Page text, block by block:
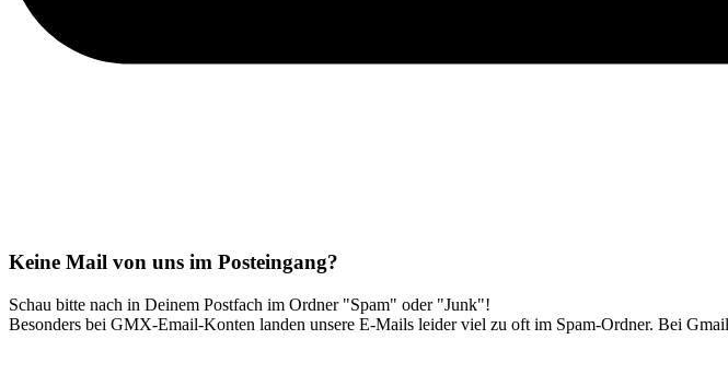
Keine Mail von uns im Posteingang?
Schau bitte nach in Deinem Postfach im Ordner "Spam" oder "Junk"!
Besonders bei GMX-Email-Konten landen unsere E-Mails leider viel zu oft im Spam-Ordner. Bei